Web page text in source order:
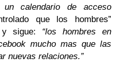
calendario de acceso
que los hombres”
y sigue: “los hombres en
mucho mas que las
nuevas relaciones.”